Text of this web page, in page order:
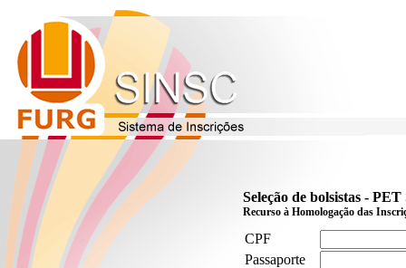
Seleção de bolsistas -
Recurso à Homologação das
CPF
Passaporte